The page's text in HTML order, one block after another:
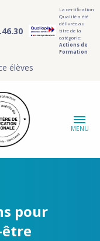
La certification
Qualité a été
délivrée au
titre de la
catégorie:
Actions de
Formation
élèves
MENU
pour